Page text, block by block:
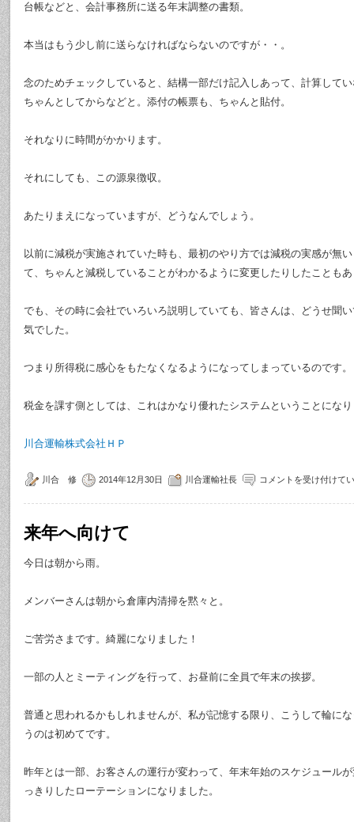
台帳などと、会計事務所に送る年末調整の書類。
本当はもう少し前に送らなければならないのですが・・。
念のためチェックしていると、結構一部だけ記入しあって、計算して
ちゃんとしてからなどと。添付の帳票も、ちゃんと貼付。
それなりに時間がかかります。
それにしても、この源泉徴収。
あたりまえになっていますが、どうなんでしょう。
以前に減税が実施されていた時も、最初のやり方では減税の実感が無
て、ちゃんと減税していることがわかるように変更したりしたことも
でも、その時に会社でいろいろ説明していても、皆さんは、どうせ聞
気でした。
つまり所得税に感心をもたなくなるようになってしまっているのです。
税金を課す側としては、これはかなり優れたシステムということにな
川合運輸株式会社ＨＰ
川合 修 2014年12月30日 川合運輸社長 コメントを受け付けて
来年へ向けて
今日は朝から雨。
メンバーさんは朝から倉庫内清掃を黙々と。
ご苦労さまです。綺麗になりました！
一部の人とミーティングを行って、お昼前に全員で年末の挨拶。
普通と思われるかもしれませんが、私が記憶する限り、こうして輪に
うのは初めてです。
昨年とは一部、お客さんの運行が変わって、年末年始のスケジュール
っきりしたローテーションになりました。